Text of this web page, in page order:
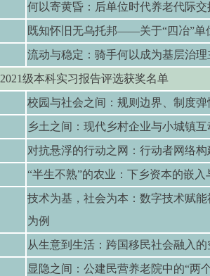
何以寄黄昏：后单位时代养老代际
既知怀旧无乌托邦——关于“四冶”单
流动与稳定：骑手何以成为基层治
2021级本科实习报告评选获奖名单
校园与社会之间：规则边界、制度
乡土之间：现代乡村企业与小城镇
对抗悬浮的行动之网：行动者网络
“半生不熟”的农业：下乡资本的嵌
技术为基，社会为本：数字技术赋
为例
从生意到生活：跨国移民社会融入
显隐之间：公建民营养老院中的“